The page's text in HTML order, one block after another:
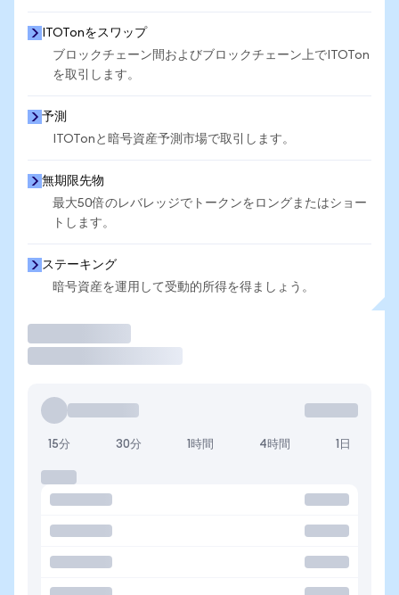
ITOTonをスワップ
ブロックチェーン間およびブロックチェーン上でITOTon
を取引します。
予測
ITOTonと暗号資産予測市場で取引します。
無期限先物
最大50倍のレバレッジでトークンをロングまたはショー
トします。
ステーキング
暗号資産を運用して受動的所得を得ましょう。
15分 30分 1時間 4時間 1日